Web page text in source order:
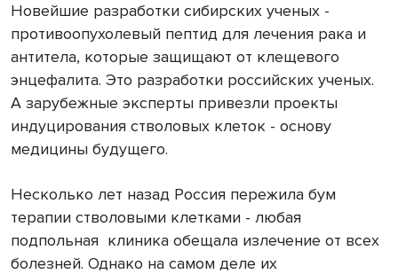
Новейшие разработки сибирских ученых -
противоопухолевый пептид для лечения рака и
антитела, которые защищают от клещевого
энцефалита. Это разработки российских ученых.
А зарубежные эксперты привезли проекты
индуцирования стволовых клеток - основу
медицины будущего.
Несколько лет назад Россия пережила бум
терапии стволовыми клетками - любая
подпольная клиника обещала излечение от всех
болезней. Однако на самом деле их